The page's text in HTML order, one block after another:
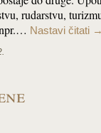
rudarstvu,
Nastavi čitati →